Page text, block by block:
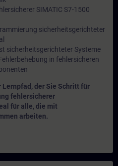
SIMATIC S7-1500
sicherheitsgerichteter
sicherheitsgerichteter Systeme
in fehlersicheren
der Sie Schritt für
fehlersicherer
für alle, die mit
arbeiten.